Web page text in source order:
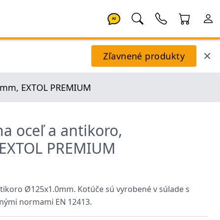
AI
Zľavnené produkty
EXTOL PREMIUM
oceľ a antikoro,
PREMIUM
Ø125x1.0mm. Kotúče sú vyrobené v súlade s
normami EN 12413.